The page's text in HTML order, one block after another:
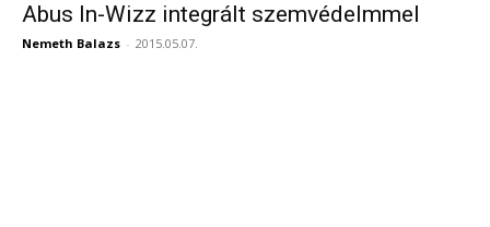
Abus In-Wizz integrált szemvédelmmel
Nemeth Balazs - 2015.05.07.